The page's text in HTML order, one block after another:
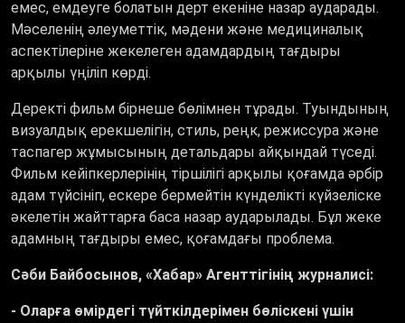
емес, емдеуге болатын дерт екеніне назар аударады.
Мәселенің әлеуметтік, мәдени және медициналық
аспектілеріне жекелеген адамдардың тағдыры
арқылы үңіліп көрді.
Деректі фильм бірнеше бөлімнен тұрады. Туындының
визуалдық ерекшелігін, стиль, реңк, режиссура және
таспагер жұмысының детальдары айқындай түседі.
Фильм кейіпкерлерінің тіршілігі арқылы қоғамда әрбір
адам түйсініп, ескере бермейтін күнделікті күйзеліске
әкелетін жайттарға баса назар аударылады. Бұл жеке
адамның тағдыры емес, қоғамдағы проблема.
Сәби Байбосынов, «Хабар» Агенттігінің журналисі:
- Оларға өмірдегі түйткілдерімен бөліскені үшін